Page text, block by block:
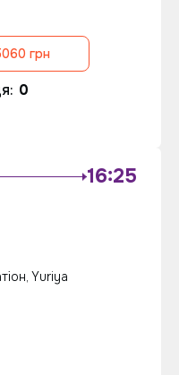
грн
0
16:25
Yuriya